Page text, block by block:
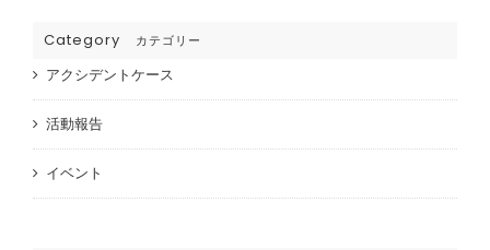
Category カテゴリー
アクシデントケース
活動報告
イベント